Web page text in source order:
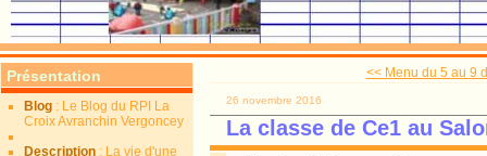
Présentation
Blog : Le Blog du RPI La
Croix Avranchin Vergoncey
Description : La vie d'une
<< Menu du 5 au 9
26 novembre 2016
La classe de Ce1 au